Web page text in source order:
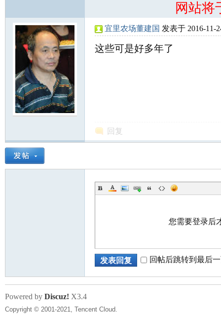
青
网站将
宜里农场董建国 发表于 2016-11-
这些可是好多年了
回复
您需要登录后
发表回复 回帖后跳转到最后
Powered by Discuz! X3.4
Copyright © 2001-2021, Tencent Cloud.